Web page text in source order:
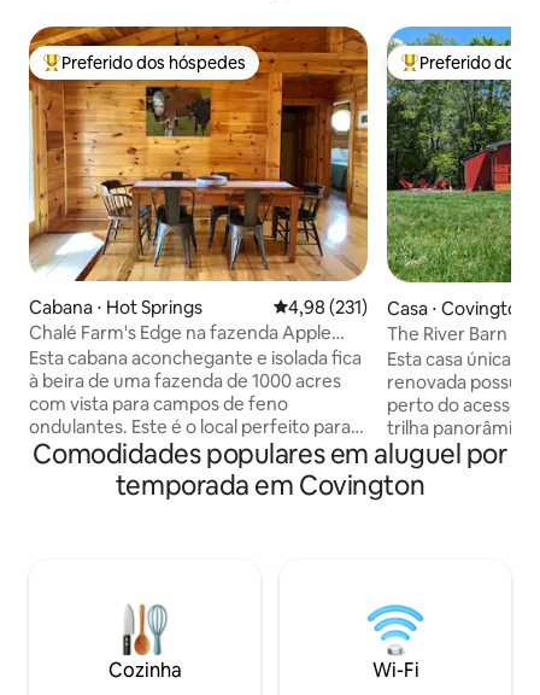
Entre os melhores preferidos dos hóspedes
Preferido dos hóspedes
Cabana ⋅ Hot Springs 4,98 de uma avaliação média de
4,98 (231)
Chalé Farm's Edge na fazenda Apple
Horse
Esta cabana aconchegante e isolada fica
à beira de uma fazenda de 1000 acres
com vista para campos de feno
ondulantes. Este é o local perfeito para
viajantes individuais, famílias ou casais
relaxarem, recarregarem as energias e
aproveitarem o ar livre. Encontre-se
Allegheny Highlands. À noite, grelhe e
desfrute do jantar ao redor da mesa. Em
seguida, acenda uma fogueira e observe
as estrelas antes de terminar a noite.
Entre os
Preferido dos
Casa ⋅ Covington
The River Barn
Esta casa única
renovada possui
perto do acesso
trilha panorâmica
lago Moomaw
Homestead
oferecer, é uma
observam
a cavalo ou
tranquilo terreno
conforto, estilo e
Comodidades populares em aluguel por
temporada em Covington
Cozinha Wi-Fi